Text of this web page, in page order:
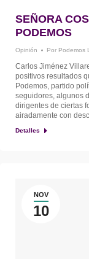
SEÑORA
PODEMOS
Opinión Por Podemos
Carlos Jiménez
positivos resultados
Podemos, partido
seguidores, algunos
dirigentes de ciertas
airadamente con
Detalles
NOV
10